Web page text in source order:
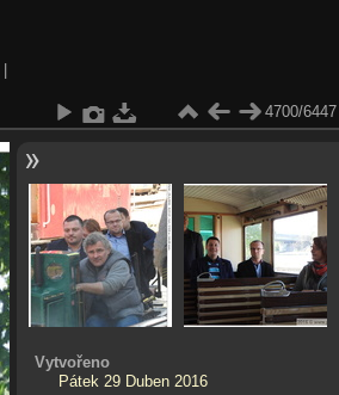
4700/6447
Vytvořeno
Pátek 29 Duben 2016